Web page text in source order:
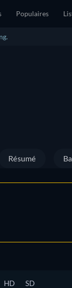
Populaires
Résumé
HD SD